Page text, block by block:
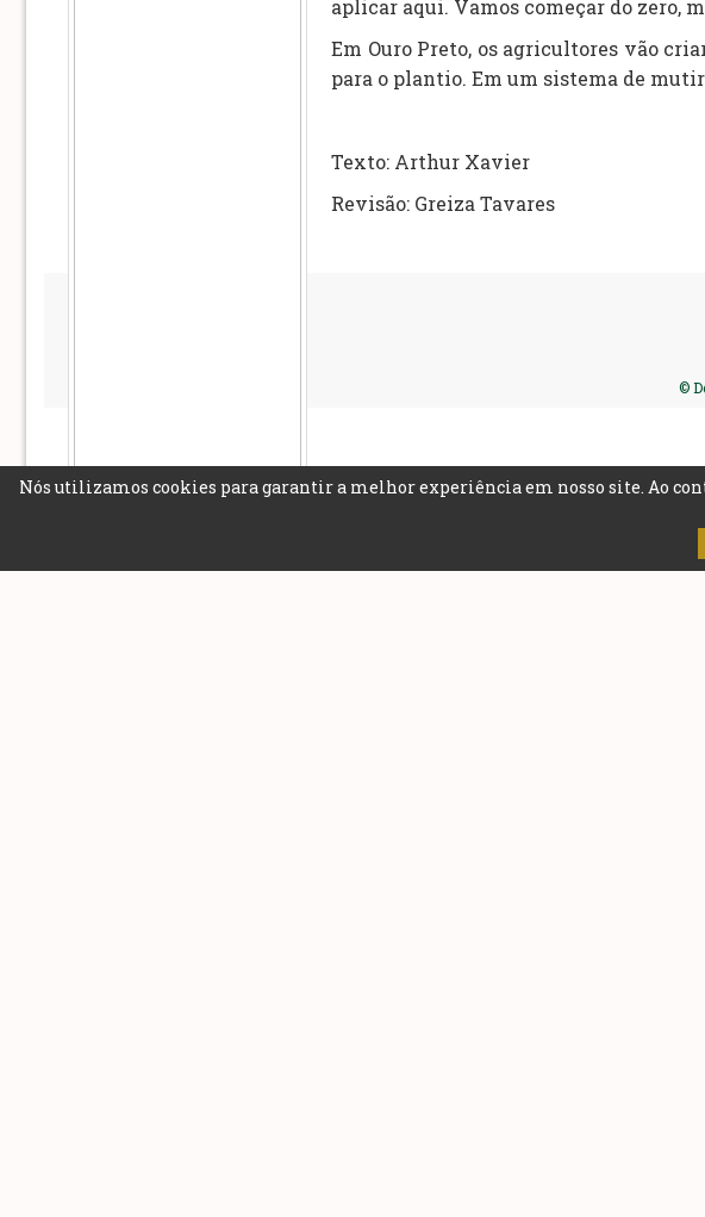
aplicar aqui. Vamos começar do zero,
Em Ouro Preto, os agricultores vão
para o plantio. Em um sistema de
Texto: Arthur Xavier
Revisão: Greiza Tavares
©
Nós utilizamos cookies para garantir a melhor experiência em nosso site. Ao